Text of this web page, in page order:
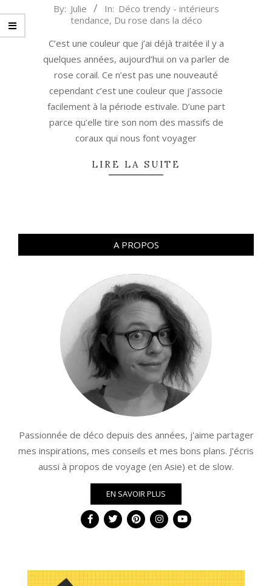
2023-
By: Julie In: Déco trendy - intérieurs
tendance, Du rose dans la déco
C’est une couleur que j’ai déjà traitée il y a
quelques années, aujourd’hui on va parler de
rose corail. Ce n’est pas une nouveauté
cependant c’est une couleur que j’associe
facilement à la période estivale. D’une part
parce qu’elle tire son nom des massifs de
coraux qui nous font voyager
LIRE LA SUITE
A PROPOS
Passionnée de déco depuis des années, j'aime partager
mes inspirations, mes conseils et mes bons plans. J'écris
aussi à propos de voyage (en Asie) et de slow.
EN SAVOIR PLUS